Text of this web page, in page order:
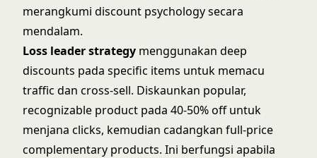
merangkumi discount psychology secara
mendalam.
Loss leader strategy menggunakan deep
discounts pada specific items untuk memacu
traffic dan cross-sell. Diskaunkan popular,
recognizable product pada 40-50% off untuk
menjana clicks, kemudian cadangkan full-price
complementary products. Ini berfungsi apabila